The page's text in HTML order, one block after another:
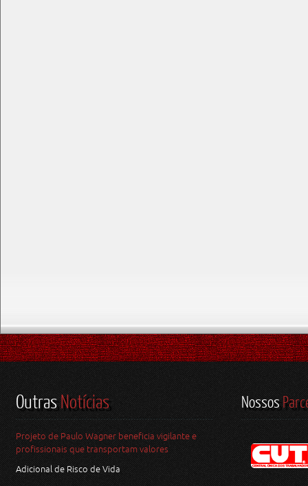
OutrasNotícias
Projeto de Paulo Wagner beneficia vigilante e
profissionais que transportam valores
Adicional de Risco de Vida
Nossos